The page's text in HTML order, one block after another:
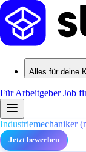
Alles für deine
Für ArbeitgeberJob
Industriemechaniker
Jetzt bewerben